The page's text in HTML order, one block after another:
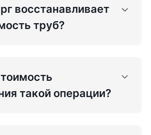
восстанавливает
труб?
такой операции?